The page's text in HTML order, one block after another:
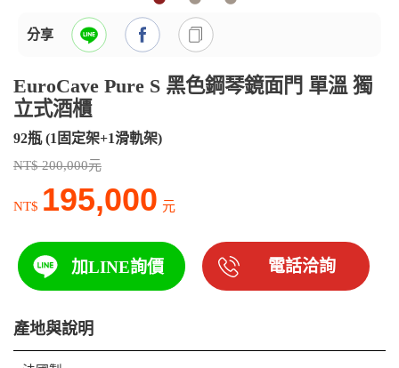
分享
EuroCave Pure S 黑色鋼琴鏡面門 單溫 獨
立式酒櫃
92瓶 (1固定架+1滑軌架)
NT$ 200,000元
NT$ 195,000 元
加LINE詢價 電話洽詢
產地與說明